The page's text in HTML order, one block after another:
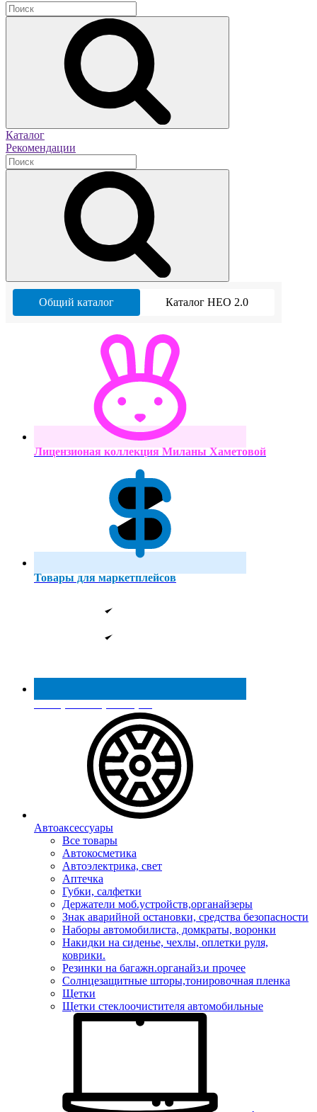
Каталог
Рекомендации
Общий каталог Каталог НЕО 2.0
Лицензионая коллекция Миланы Хаметовой
Товары для маркетплейсов
Реестр МинПромТорга
Автоаксессуары
Все товары
Автокосметика
Автоэлектрика, свет
Аптечка
Губки, салфетки
Держатели моб.устройств,органайзеры
Знак аварийной остановки, средства безопасности
Наборы автомобилиста, домкраты, воронки
Накидки на сиденье, чехлы, оплетки руля,
коврики.
Резинки на багажн.органайз.и прочее
Солнцезащитные шторы,тонировочная пленка
Щетки
Щетки стеклоочистителя автомобильные